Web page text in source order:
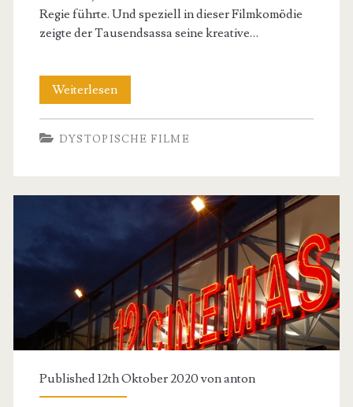
Regie führte. Und speziell in dieser Filmkomödie
zeigte der Tausendsassa seine kreative…
WeiterlesenDer
geilste
Tag
DYSTOPISCHE FILME
Published 12th Oktober 2020 vonanton